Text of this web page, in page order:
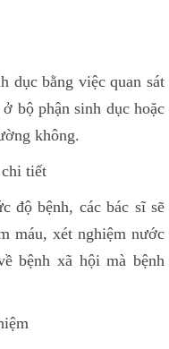
dục bằng việc quan sát
bộ phận sinh dục hoặc
không.
tiết
độ bệnh, các bác sĩ sẽ
máu, xét nghiệm nước
bệnh xã hội mà bệnh